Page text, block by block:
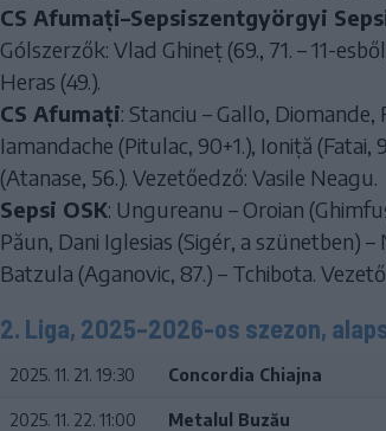
CS Afumați–Sepsiszentgyörgyi
Gólszerzők: Vlad Ghineț (69., 71. – 11-
Heras (49.).
CS Afumați: Stanciu – Gallo, Diomande,
Iamandache (Pitulac, 90+1.), Ioniță (Fatai,
(Atanase, 56.). Vezetőedző: Vasile Neagu.
Sepsi OSK: Ungureanu – Oroian
Păun, Dani Iglesias (Sigér, a szünetben)
Batzula (Aganovic, 87.) – Tchibota.
2. Liga, 2025–2026-os szezon,
2025. 11. 21. 19:30 Concordia Chiajna
2025. 11. 22. 11:00 Metalul Buzău